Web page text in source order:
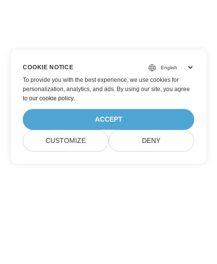
COOKIE NOTICE
To provide you with the best experience, we use cookies for
personalization, analytics, and ads. By using our site, you agree
toour cookie policy.
ACCEPT
CUSTOMIZE DENY